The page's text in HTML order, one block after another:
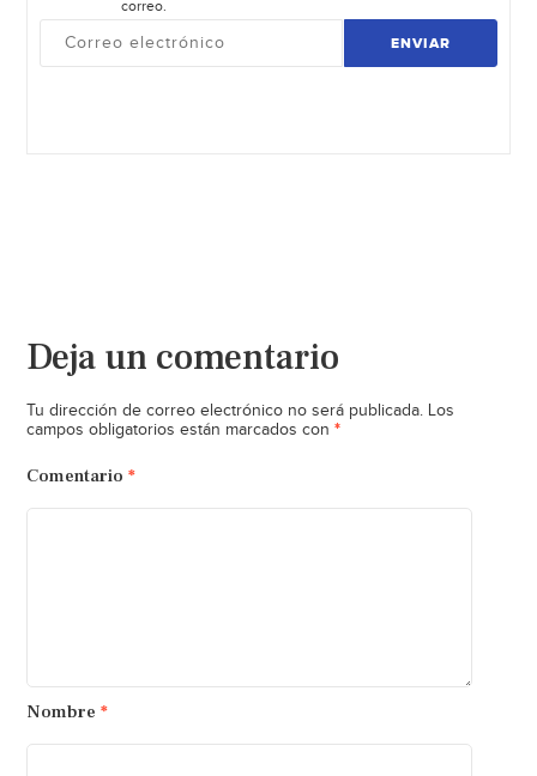
correo.
ENVIAR
Deja un comentario
Tu dirección de correo electrónico no será publicada. Los
campos obligatorios están marcados con *
Comentario *
Nombre *